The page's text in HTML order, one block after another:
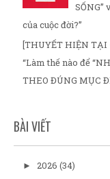
SỐNG”
của cuộc đời?”
[THUYẾT HIỆN TẠI
“Làm thế nào để
THEO ĐÚNG MỤC
BÀI VIẾT
► 2026 (34)